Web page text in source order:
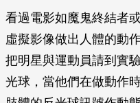
看過電影如魔鬼終結者
虛擬影像做出人體的動
把明星與運動員請到實
光球，當他們在做動作